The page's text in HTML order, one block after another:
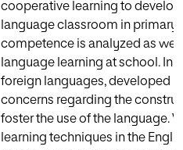
cooperative learning to
language classroom in
competence is analyzed as
language learning at school. In
foreign languages, developed
concerns regarding the
foster the use of the language.
learning techniques in the